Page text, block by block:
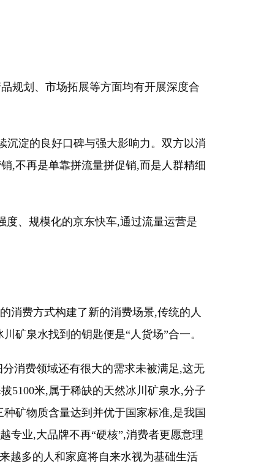
规划、市场拓展等方面均有开展深度合
沉淀的良好口碑与强大影响力。双方以消
,不再是单靠拼流量拼促销,而是人群精细
度、规模化的京东快车,通过流量运营是
消费方式构建了新的消费场景,传统的人
矿泉水找到的钥匙便是“人货场”合一。
消费领域还有很大的需求未被满足,这无
5100米,属于稀缺的天然冰川矿泉水,分子
矿物质含量达到并优于国家标准,是我国
专业,大品牌不再“硬核”,消费者更愿意理
越多的人和家庭将自来水视为基础生活